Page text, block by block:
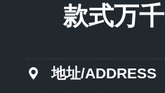
款式万
地址/ADDRESS